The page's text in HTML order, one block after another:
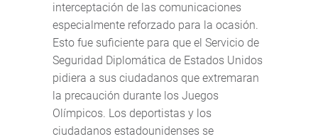
interceptación de las comunicaciones
especialmente reforzado para la ocasión.
Esto fue suficiente para que el Servicio de
Seguridad Diplomática de Estados Unidos
pidiera a sus ciudadanos que extremaran
la precaución durante los Juegos
Olímpicos. Los deportistas y los
ciudadanos estadounidenses se